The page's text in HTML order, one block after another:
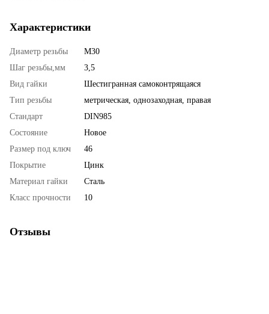
Характеристики
Диаметр резьбы
М30
Шаг резьбы,мм
3,5
Вид гайки
Шестигранная самоконтрящаяся
Тип резьбы
метрическая, однозаходная, правая
Стандарт
DIN985
Состояние
Новое
Размер под ключ
46
Покрытие
Цинк
Материал гайки
Сталь
Класс прочности
10
Отзывы